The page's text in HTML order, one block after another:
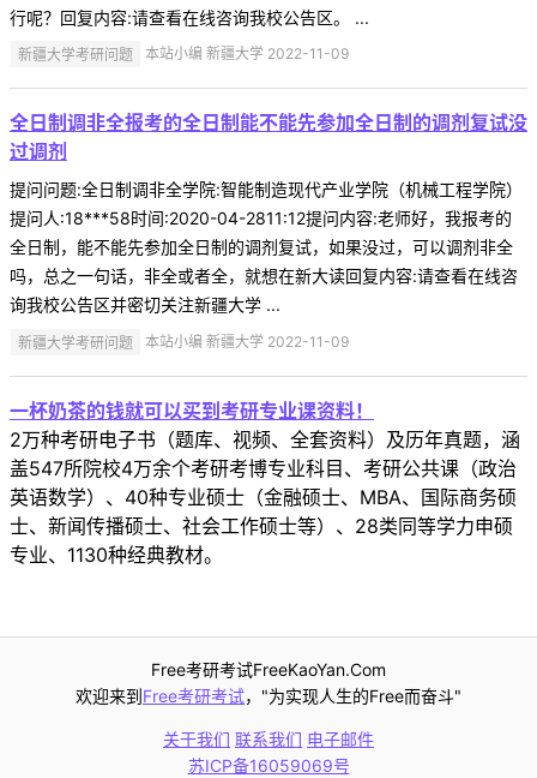
行呢？回复内容:请查看在线咨询我校公告区。 ...
新疆大学考研问题 本站小编 新疆大学 2022-11-09
全日制调非全报考的全日制能不能先参加全日制的调剂复试没
过调剂
提问问题:全日制调非全学院:智能制造现代产业学院（机械工程学院）
提问人:18***58时间:2020-04-2811:12提问内容:老师好，我报考的
全日制，能不能先参加全日制的调剂复试，如果没过，可以调剂非全
吗，总之一句话，非全或者全，就想在新大读回复内容:请查看在线咨
询我校公告区并密切关注新疆大学 ...
新疆大学考研问题 本站小编 新疆大学 2022-11-09
一杯奶茶的钱就可以买到考研专业课资料！
2万种考研电子书（题库、视频、全套资料）及历年真题，涵
盖547所院校4万余个考研考博专业科目、考研公共课（政治
英语数学）、40种专业硕士（金融硕士、MBA、国际商务硕
士、新闻传播硕士、社会工作硕士等）、28类同等学力申硕
专业、1130种经典教材。
Free考研考试FreeKaoYan.Com
欢迎来到Free考研考试，"为实现人生的Free而奋斗"
关于我们 联系我们 电子邮件
苏ICP备16059069号